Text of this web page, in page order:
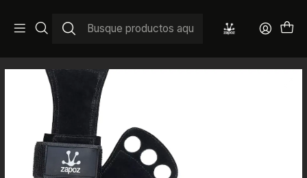
Calleras de Cuero Zapoz + Bandas De Resistencia